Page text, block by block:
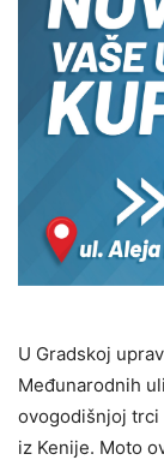
U Gradskoj
Međunarodnih
ovogodišnjoj trci
iz Kenije. Moto